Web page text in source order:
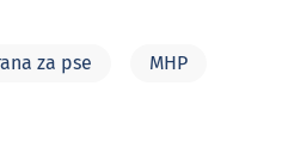
za pse MHP